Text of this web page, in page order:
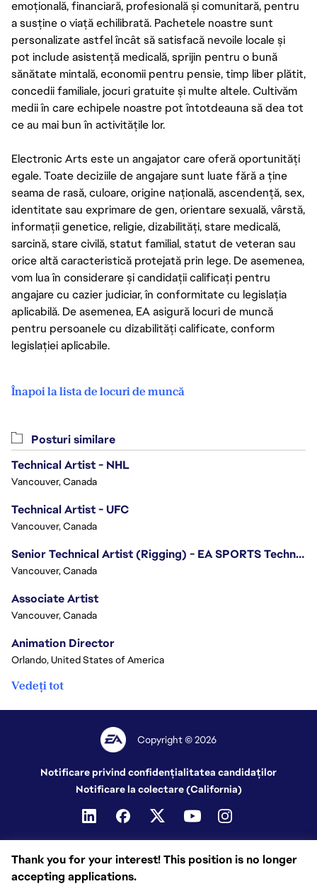
emoțională, financiară, profesională și comunitară, pentru
a susține o viață echilibrată. Pachetele noastre sunt
personalizate astfel încât să satisfacă nevoile locale și
pot include asistență medicală, sprijin pentru o bună
sănătate mintală, economii pentru pensie, timp liber plătit,
concedii familiale, jocuri gratuite și multe altele. Cultivăm
medii în care echipele noastre pot întotdeauna să dea tot
ce au mai bun în activitățile lor.
Electronic Arts este un angajator care oferă oportunități
egale. Toate deciziile de angajare sunt luate fără a ține
seama de rasă, culoare, origine națională, ascendență, sex,
identitate sau exprimare de gen, orientare sexuală, vârstă,
informații genetice, religie, dizabilități, stare medicală,
sarcină, stare civilă, statut familial, statut de veteran sau
orice altă caracteristică protejată prin lege. De asemenea,
vom lua în considerare și candidații calificați pentru
angajare cu cazier judiciar, în conformitate cu legislația
aplicabilă. De asemenea, EA asigură locuri de muncă
pentru persoanele cu dizabilități calificate, conform
legislației aplicabile.
Înapoi la lista de locuri de muncă
Thank you for your interest! This position is no longer
accepting applications.
Posturi similare
Technical Artist - NHL
Vancouver, Canada
Technical Artist - UFC
Vancouver, Canada
Senior Technical Artist (Rigging) - EA SPORTS Technology
Vancouver, Canada
Associate Artist
Vancouver, Canada
Animation Director
Orlando, United States of America
Vedeți tot
Copyright © 2026
Notificare privind confidențialitatea candidaților
Notificare la colectare (California)